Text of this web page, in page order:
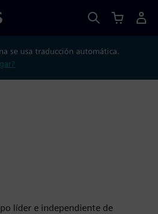
se usa traducción automática.
líder e independiente de